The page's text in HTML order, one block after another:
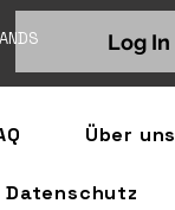
Über uns
Datenschutz
Log In